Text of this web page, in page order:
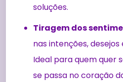
soluções.
Tiragem dos
nas intenções,
Ideal para quem quer
se passa no coração